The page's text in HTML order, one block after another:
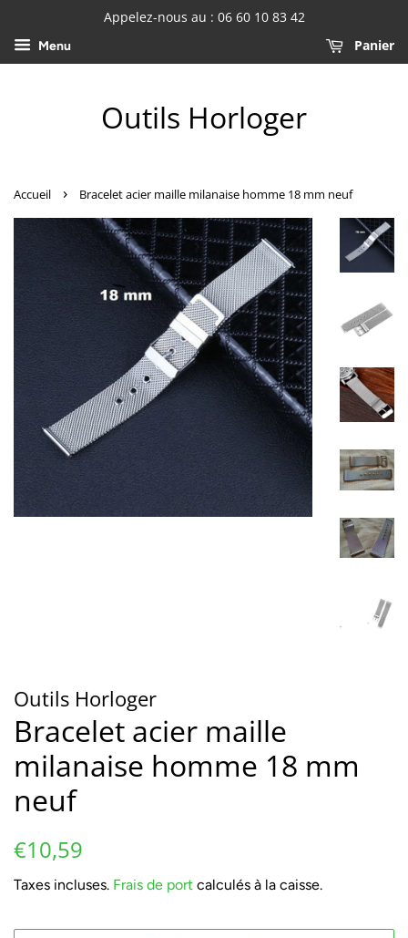
Appelez-nous au : 06 60 10 83 42
Menu Panier
Outils Horloger
Accueil › Bracelet acier maille milanaise homme 18 mm neuf
Outils Horloger
Bracelet acier maille
milanaise homme 18 mm
neuf
Prix
€10,59
Taxes incluses. Frais de port calculés à la caisse.